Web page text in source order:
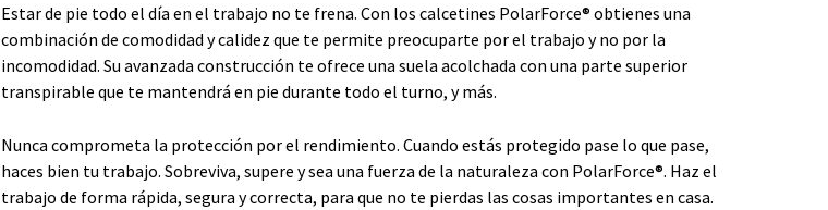
Estar de pie todo el día en el trabajo no te frena. Con los calcetines PolarForce® obtienes una
combinación de comodidad y calidez que te permite preocuparte por el trabajo y no por la
incomodidad. Su avanzada construcción te ofrece una suela acolchada con una parte superior
transpirable que te mantendrá en pie durante todo el turno, y más.
Nunca comprometa la protección por el rendimiento. Cuando estás protegido pase lo que pase,
haces bien tu trabajo. Sobreviva, supere y sea una fuerza de la naturaleza con PolarForce®. Haz el
trabajo de forma rápida, segura y correcta, para que no te pierdas las cosas importantes en casa.